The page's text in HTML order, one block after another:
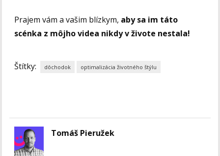
Prajem vám a vašim blízkym, aby sa im táto
scénka z môjho videa nikdy v živote nestala!
Štítky: dôchodok optimalizácia životného štýlu
Tomáš Pieružek